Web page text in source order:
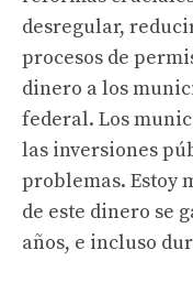
desregular,
procesos de
dinero a los
federal. Los
las inversiones
problemas. Estoy
de este dinero se
años, e incluso